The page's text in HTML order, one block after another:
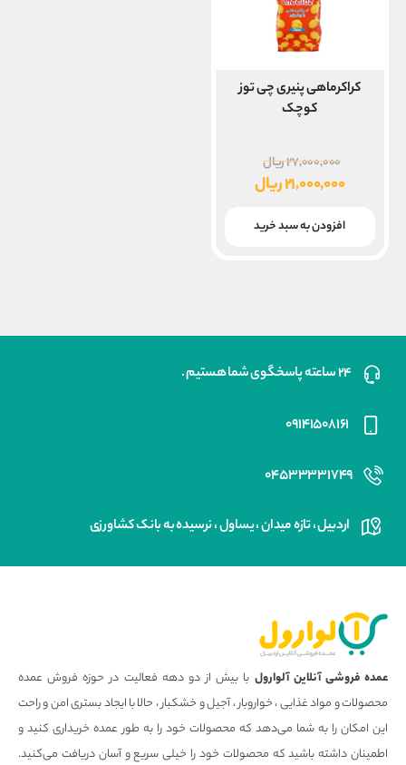
کراکرماهی پنیری چی توز
کوچک
۲۷,۰۰۰,۰۰۰ریال
اصلی
بود.
۲۱,۰۰۰,۰۰۰ریال
فعلی
افزودن به سبد خرید
۲۴ ساعته پاسخگوی شما هستیم .
۰۹۱۴۱۵۰۸۱۶۱
۰۴۵۳۳۳۳۱۷۴۹
اردبیل ، تازه میدان ، یساول ، نرسیده به بانک کشاورزی
عمده فروشی آنلاین آلوارول با بیش از دو دهه فعالیت در حوزه فروش عمده
محصولات و مواد غذایی ، خواروبار ، آجیل و خشکبار ، حالا با ایجاد بستری امن و راحت
این امکان را به شما می‌دهد که محصولات خود را به طور عمده خریداری کنید و
اطمینان داشته باشید که محصولات خود را خیلی سریع و آسان دریافت می‌کنید.